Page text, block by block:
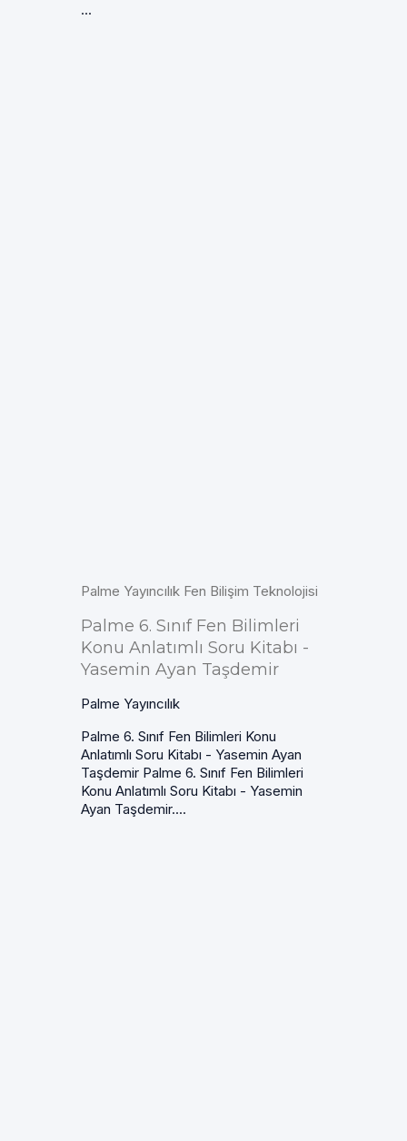
...
Palme Yayıncılık Fen Bilişim Teknolojisi
Palme 6. Sınıf Fen Bilimleri
Konu Anlatımlı Soru Kitabı -
Yasemin Ayan Taşdemir
Palme Yayıncılık
Palme 6. Sınıf Fen Bilimleri Konu
Anlatımlı Soru Kitabı - Yasemin Ayan
Taşdemir Palme 6. Sınıf Fen Bilimleri
Konu Anlatımlı Soru Kitabı - Yasemin
Ayan Taşdemir....